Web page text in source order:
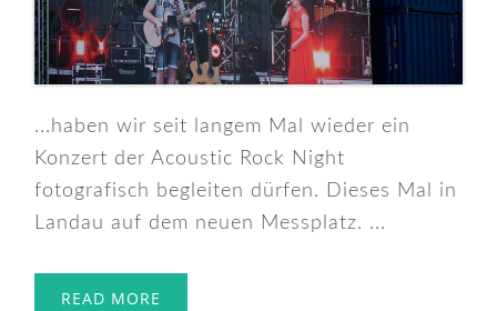
...haben wir seit langem Mal wieder ein
Konzert der Acoustic Rock Night
fotografisch begleiten dürfen. Dieses Mal in
Landau auf dem neuen Messplatz. ...
READ MORE